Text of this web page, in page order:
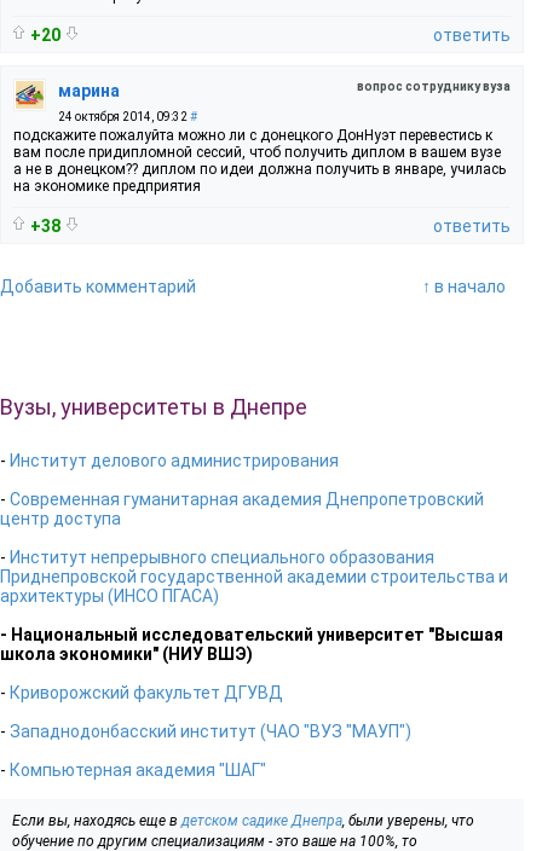
+20 ответить
вопрос сотруднику вуза
марина
24 октября 2014, 09:32 #
подскажите пожалуйта можно ли с донецкого ДонНуэт перевестись к
вам после придипломной сессий, чтоб получить диплом в вашем вузе
а не в донецком?? диплом по идеи должна получить в январе, училась
на экономике предприятия
+38 ответить
Добавить комментарий ↑ в начало
Вузы, университеты в Днепре
- Институт делового администрирования
- Современная гуманитарная академия Днепропетровский
центр доступа
- Институт непрерывного специального образования
Приднепровской государственной академии строительства и
архитектуры (ИНСО ПГАСА)
- Национальный исследовательский университет "Высшая
школа экономики" (НИУ ВШЭ)
- Криворожский факультет ДГУВД
- Западнодонбасский институт (ЧАО "ВУЗ "МАУП")
- Компьютерная академия "ШАГ"
Если вы, находясь еще в детском садике Днепра , были уверены, что
обучение по другим специализациям - это ваше на 100%, то